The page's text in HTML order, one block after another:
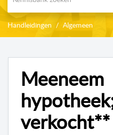
Handleidingen Algemeen
Meeneem
verkocht**